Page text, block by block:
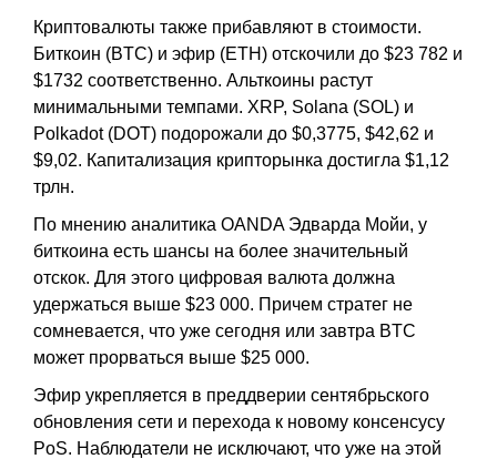
Криптовалюты также прибавляют в стоимости.
Биткоин (BTC) и эфир (ETH) отскочили до $23 782 и
$1732 соответственно. Альткоины растут
минимальными темпами. XRP, Solana (SOL) и
Polkadot (DOT) подорожали до $0,3775, $42,62 и
$9,02. Капитализация крипторынка достигла $1,12
трлн.
По мнению аналитика OANDA Эдварда Мойи, у
биткоина есть шансы на более значительный
отскок. Для этого цифровая валюта должна
удержаться выше $23 000. Причем стратег не
сомневается, что уже сегодня или завтра BTC
может прорваться выше $25 000.
Эфир укрепляется в преддверии сентябрьского
обновления сети и перехода к новому консенсусу
PoS. Наблюдатели не исключают, что уже на этой